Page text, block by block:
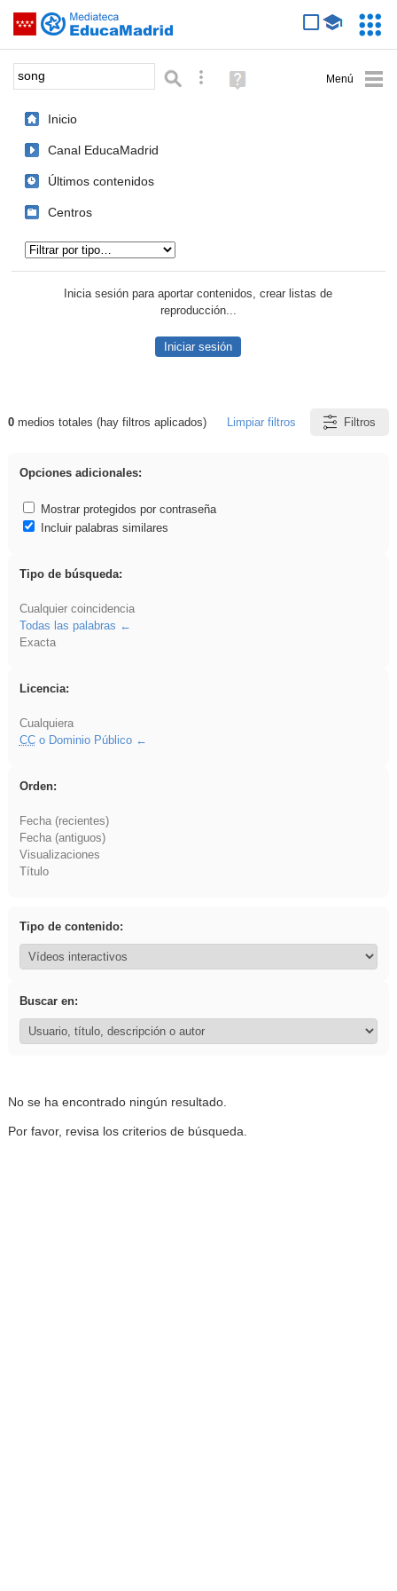
Saltar navegación
Palabra o frase: Búsqueda avanzada
Ayuda
(en
Inicio
Canal EducaMadrid
Últimos contenidos
Centros
Inicia sesión para aportar contenidos, crear listas de
reproducción...
Iniciar sesión
Resultados de: song
0medios totales (hay filtros aplicados) Limpiar filtros Filtros
Opciones adicionales:
Mostrar protegidos por contraseña
Incluir palabras similares
Tipo de búsqueda:
Cualquier coincidencia
Todas las palabras
Exacta
Licencia:
Cualquiera
CCo Dominio Público
Orden:
Fecha (recientes)
Fecha (antiguos)
Visualizaciones
Título
Tipo de contenido:
Buscar en:
No se ha encontrado ningún resultado.
Por favor, revisa los criterios de búsqueda.